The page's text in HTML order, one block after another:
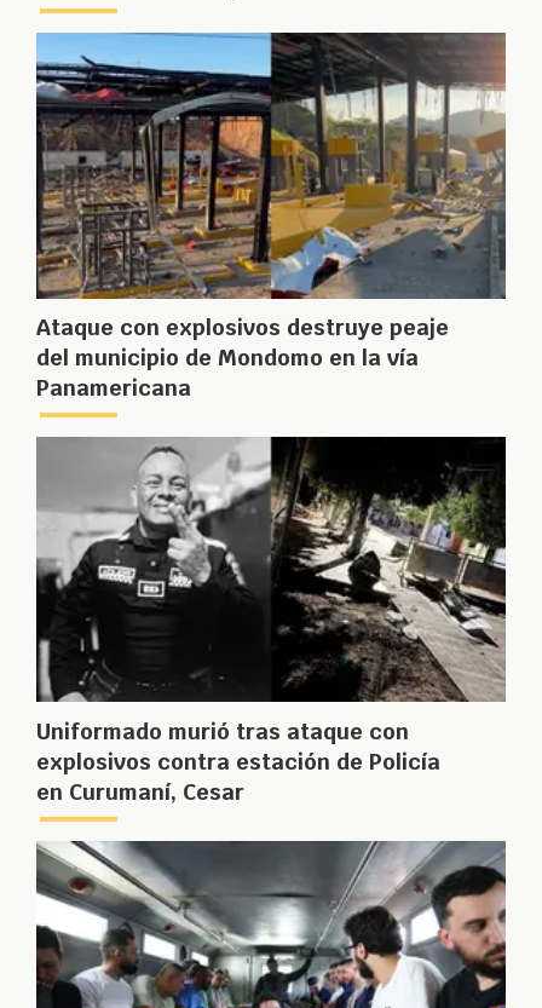
Ataque con explosivos destruye peaje
del municipio de Mondomo en la vía
Panamericana
Uniformado murió tras ataque con
explosivos contra estación de Policía
en Curumaní, Cesar